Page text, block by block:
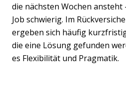
die nächsten Wochen ansteht
Job schwierig. Im
ergeben sich häufig
die eine Lösung gefunden
es Flexibilität und Pragmatik.